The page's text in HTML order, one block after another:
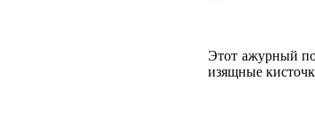
Этот ажурный
изящные